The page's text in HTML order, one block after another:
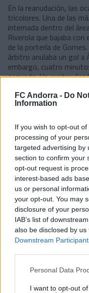
FC Andorra - Do
Information
If you wish to opt-out
processing of your
targeted advertising by
section to confirm your
opt-out request is
interest-based ads
us or personal
your opt-out. You may
disclosure of your
IAB’s list of
also be disclosed by
Downstream
Personal Data
I want to opt-out
En la reanudación, las
tricolores. Una de las
internada dentro del
Riverola que bajaba
de la portería de
árbitro anulaba un gol
embargo, cuatro
segundo. Un centro
https://
#PalabradelMister
Declaraciones del
del partido.
https://
Y5Q
#ZonaMixta
Valoración del
de la victoria en Prada
https://
GIk
Noticias